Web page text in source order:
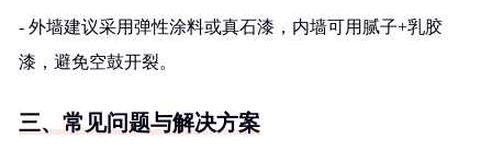
- 外墙建议采用弹性涂料或真石漆，内墙可用腻子+乳胶
漆，避免空鼓开裂。
三、常见问题与解决方案